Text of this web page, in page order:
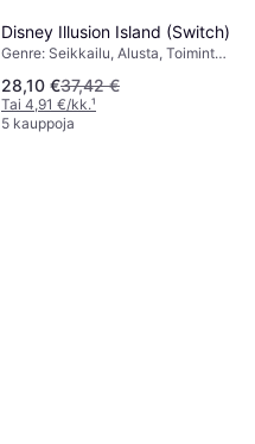
Disney Illusion Island (Switch)
Genre: Seikkailu, Alusta, Toiminta,
28,10 €37,42 €
Tai 4,91 €/kk.¹
5 kauppoja